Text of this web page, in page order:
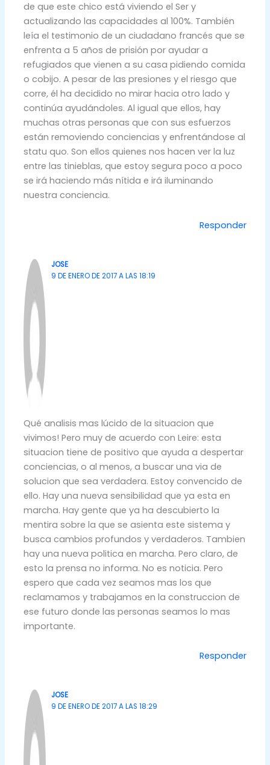
de que este chico está viviendo el Ser y
actualizando las capacidades al 100%. También
leía el testimonio de un ciudadano francés que se
enfrenta a 5 años de prisión por ayudar a
refugiados que vienen a su casa pidiendo comida
o cobijo. A pesar de las presiones y el riesgo que
corre, él ha decidido no mirar hacia otro lado y
continúa ayudándoles. Al igual que ellos, hay
muchas otras personas que con sus esfuerzos
están removiendo conciencias y enfrentándose al
statu quo. Son ellos quienes nos hacen ver la luz
entre las tinieblas, que estoy segura poco a poco
se irá haciendo más nítida e irá iluminando
nuestra conciencia.
Responder
JOSE
9 DE ENERO DE 2017 A LAS 18:19
Qué analisis mas lúcido de la situacion que
vivimos! Pero muy de acuerdo con Leire: esta
situacion tiene de positivo que ayuda a despertar
conciencias, o al menos, a buscar una via de
solucion que sea verdadera. Estoy convencido de
ello. Hay una nueva sensibilidad que ya esta en
marcha. Hay gente que ya ha descubierto la
mentira sobre la que se asienta este sistema y
busca cambios profundos y verdaderos. Tambien
hay una nueva politica en marcha. Pero claro, de
esto la prensa no informa. No es noticia. Pero
espero que cada vez seamos mas los que
reclamamos y trabajamos en la construccion de
ese futuro donde las personas seamos lo mas
importante.
Responder
JOSE
9 DE ENERO DE 2017 A LAS 18:29